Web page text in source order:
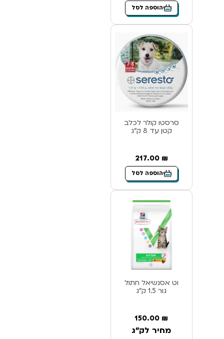
הוספה לסל
סרסטו קולר לכלב
קטן עד 8 ק”ג
217.00 ₪
הוספה לסל
וט אסנשיאל חתול
גור 1.5 ק”ג
150.00 ₪
מחיר לק"ג